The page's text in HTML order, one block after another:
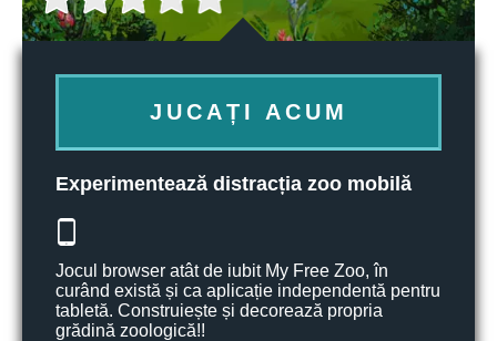
JUCAȚI ACUM
Experimentează distracția zoo mobilă
Jocul browser atât de iubit My Free Zoo, în
curând există și ca aplicație independentă pentru
tabletă. Construiește și decorează propria
grădină zoologică!!